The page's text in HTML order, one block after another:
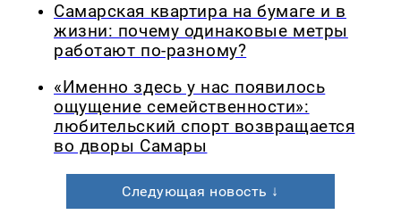
Самарская квартира на бумаге и в
жизни: почему одинаковые метры
работают по-разному?
«Именно здесь у нас появилось
ощущение семейственности»:
любительский спорт возвращается
во дворы Самары
Следующая новость ↓